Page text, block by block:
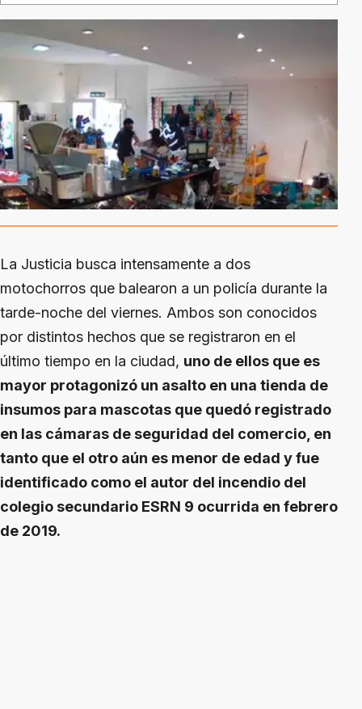
La Justicia busca intensamente a dos
motochorros que balearon a un policía durante la
tarde-noche del viernes. Ambos son conocidos
por distintos hechos que se registraron en el
último tiempo en la ciudad, uno de ellos que es
mayor protagonizó un asalto en una tienda de
insumos para mascotas que quedó registrado
en las cámaras de seguridad del comercio, en
tanto que el otro aún es menor de edad y fue
identificado como el autor del incendio del
colegio secundario ESRN 9 ocurrida en febrero
de 2019.